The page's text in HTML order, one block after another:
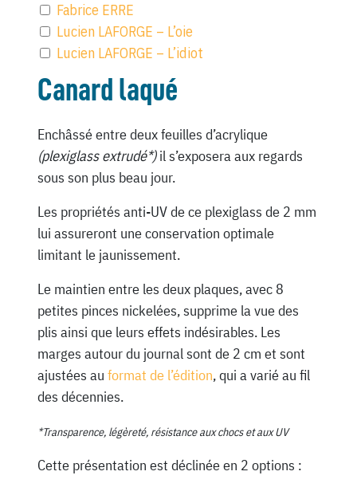
Fabrice ERRE
Lucien LAFORGE – L’oie
Lucien LAFORGE – L’idiot
Canard laqué
Enchâssé entre deux feuilles d’acrylique
(plexiglass extrudé*)il s’exposera aux regards
sous son plus beau jour.
Les propriétés anti-UV de ce plexiglass de 2 mm
lui assureront une conservation optimale
limitant le jaunissement.
Le maintien entre les deux plaques, avec 8
petites pinces nickelées, supprime la vue des
plis ainsi que leurs effets indésirables. Les
marges autour du journal sont de 2 cm et sont
ajustées au format de l’édition, qui a varié au fil
des décennies.
*Transparence, légèreté, résistance aux chocs et aux UV
Cette présentation est déclinée en 2 options :